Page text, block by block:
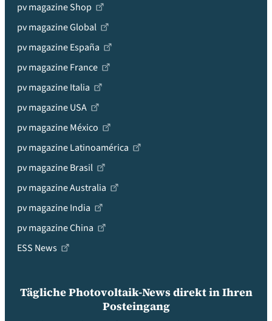
pv magazine Shop
pv magazine Global
pv magazine España
pv magazine France
pv magazine Italia
pv magazine USA
pv magazine México
pv magazine Latinoamérica
pv magazine Brasil
pv magazine Australia
pv magazine India
pv magazine China
ESS News
Tägliche Photovoltaik-News direkt in Ihren
Posteingang